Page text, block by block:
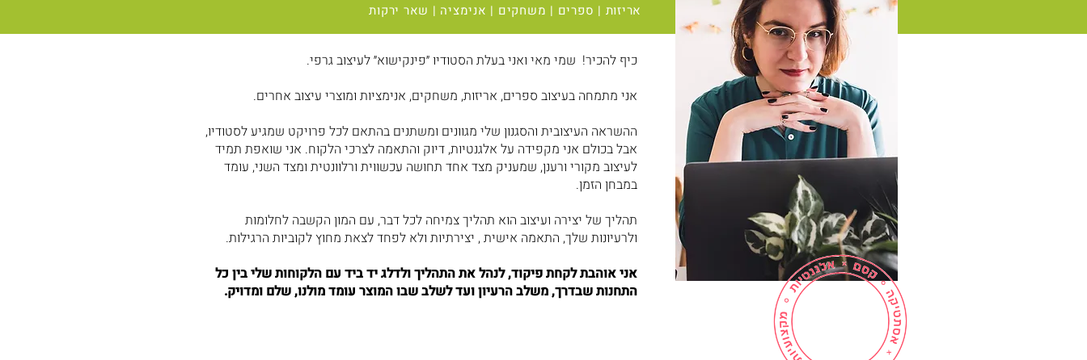
אריזות | ספרים | משחקים | אנימציה | שאר ירקות
כיף להכיר! שמי מאי ואני בעלת הסטודיו ״פינקישוא״ לעיצוב גרפי.
אני מתמחה בעיצוב ספרים, אריזות, משחקים, אנימציות ומוצרי עיצוב אחרים.
ההשראה העיצובית והסגנון שלי מגוונים ומשתנים בהתאם לכל פרויקט שמגיע לסטודיו,
אבל בכולם אני מקפידה על אלגנטיות, דיוק והתאמה לצרכי הלקוח. אני שואפת תמיד
לעיצוב מקורי ורענן, שמעניק מצד אחד תחושה עכשווית ורלוונטית ומצד השני, עומד
במבחן הזמן.
תהליך של יצירה ועיצוב הוא תהליך צמיחה לכל דבר, עם המון הקשבה לחלומות
ולרעיונות שלך, התאמה אישית , יצירתיות ולא לפחד לצאת מחוץ לקוביות הרגילות.
אני אוהבת לקחת פיקוד, לנהל את התהליך ולדלג יד ביד עם הלקוחות שלי בין כל
התחנות שבדרך, משלב הרעיון ועד לשלב שבו המוצר עומד מולנו, שלם ומדויק.